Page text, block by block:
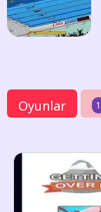
Oyunlar 1